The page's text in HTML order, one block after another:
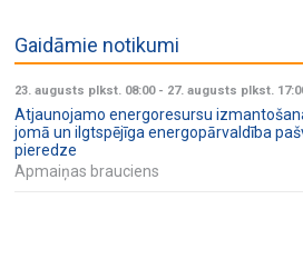
Gaidāmie notikumi
23. augusts plkst. 08:00- 27. augusts plkst.
Atjaunojamo energoresursu
jomā un ilgtspējīga energopārvaldība
pieredze
Apmaiņas brauciens